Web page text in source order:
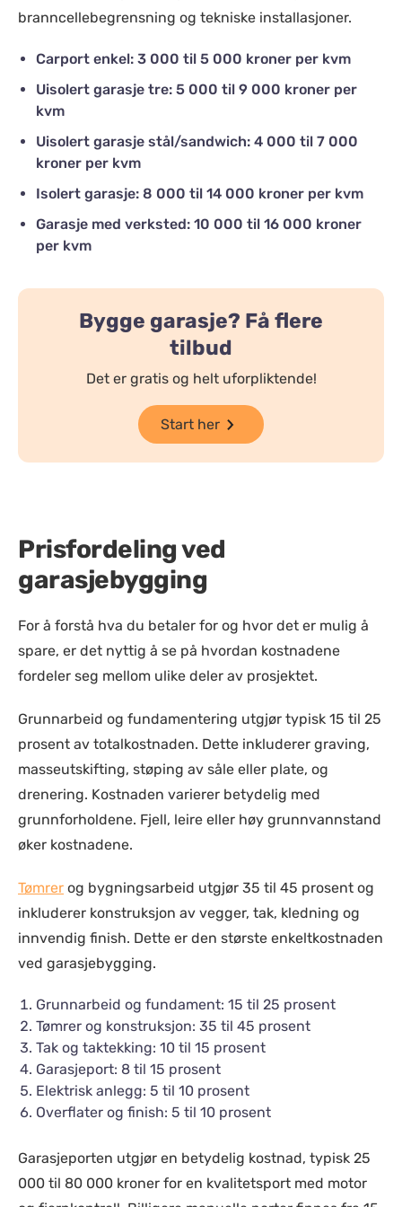
branncellebegrensning og tekniske installasjoner.
Carport enkel: 3 000 til 5 000 kroner per kvm
Uisolert garasje tre: 5 000 til 9 000 kroner per
kvm
Uisolert garasje stål/sandwich: 4 000 til 7 000
kroner per kvm
Isolert garasje: 8 000 til 14 000 kroner per kvm
Garasje med verksted: 10 000 til 16 000 kroner
per kvm
Bygge garasje? Få flere
tilbud
Det er gratis og helt uforpliktende!
Start her
Prisfordeling ved
garasjebygging
For å forstå hva du betaler for og hvor det er mulig å
spare, er det nyttig å se på hvordan kostnadene
fordeler seg mellom ulike deler av prosjektet.
Grunnarbeid og fundamentering utgjør typisk 15 til 25
prosent av totalkostnaden. Dette inkluderer graving,
masseutskifting, støping av såle eller plate, og
drenering. Kostnaden varierer betydelig med
grunnforholdene. Fjell, leire eller høy grunnvannstand
øker kostnadene.
Tømrer og bygningsarbeid utgjør 35 til 45 prosent og
inkluderer konstruksjon av vegger, tak, kledning og
innvendig finish. Dette er den største enkeltkostnaden
ved garasjebygging.
Grunnarbeid og fundament: 15 til 25 prosent
Tømrer og konstruksjon: 35 til 45 prosent
Tak og taktekking: 10 til 15 prosent
Garasjeport: 8 til 15 prosent
Elektrisk anlegg: 5 til 10 prosent
Overflater og finish: 5 til 10 prosent
Garasjeporten utgjør en betydelig kostnad, typisk 25
000 til 80 000 kroner for en kvalitetsport med motor